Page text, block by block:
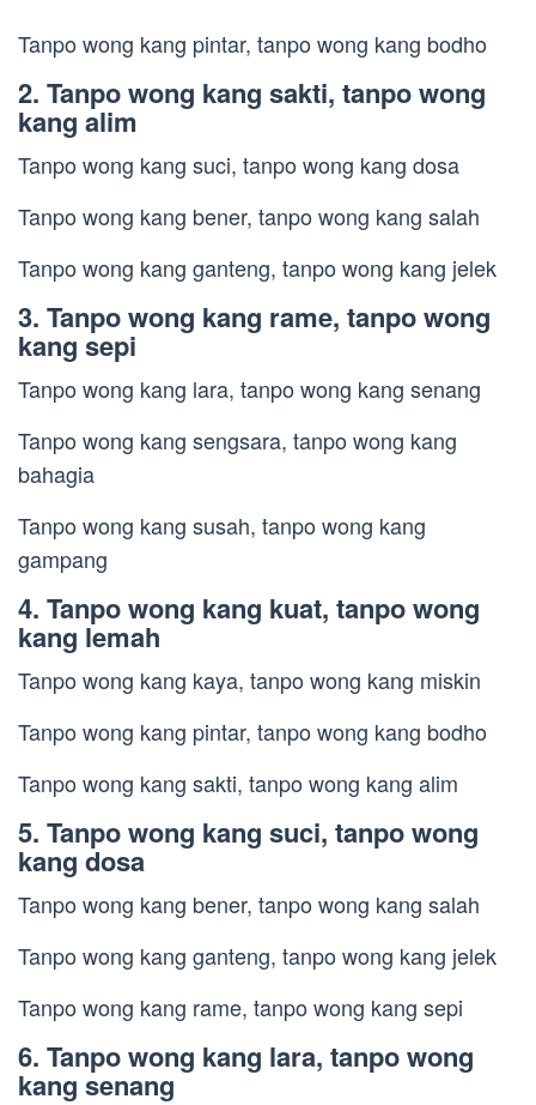
Tanpo wong kang pintar, tanpo wong kang bodho
2. Tanpo wong kang sakti, tanpo wong
kang alim
Tanpo wong kang suci, tanpo wong kang dosa
Tanpo wong kang bener, tanpo wong kang salah
Tanpo wong kang ganteng, tanpo wong kang jelek
3. Tanpo wong kang rame, tanpo wong
kang sepi
Tanpo wong kang lara, tanpo wong kang senang
Tanpo wong kang sengsara, tanpo wong kang
bahagia
Tanpo wong kang susah, tanpo wong kang
gampang
4. Tanpo wong kang kuat, tanpo wong
kang lemah
Tanpo wong kang kaya, tanpo wong kang miskin
Tanpo wong kang pintar, tanpo wong kang bodho
Tanpo wong kang sakti, tanpo wong kang alim
5. Tanpo wong kang suci, tanpo wong
kang dosa
Tanpo wong kang bener, tanpo wong kang salah
Tanpo wong kang ganteng, tanpo wong kang jelek
Tanpo wong kang rame, tanpo wong kang sepi
6. Tanpo wong kang lara, tanpo wong
kang senang